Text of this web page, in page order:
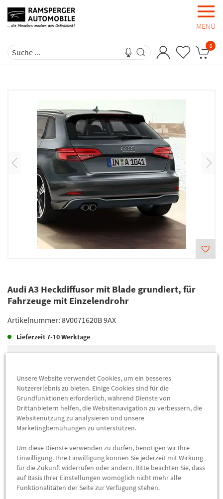
MENÜ
0
Audi A3 Heckdiffusor mit Blade grundiert, für
Fahrzeuge mit Einzelendrohr
Artikelnummer: 8V0071620B 9AX
Lieferzeit7-10 Werktage
Versandkostenfrei
Abholung
Preis inkl.19%MwSt.
- +
ZUM WARENKORB HINZUFÜGEN
Unsere Website verwendet Cookies, um ein besseres
Nutzererlebnis zu bieten. Einige Cookies sind für die
Grundfunktionen erforderlich, während Dienste von
Drittanbietern helfen, die Websitenavigation zu verbessern, die
Websitenutzung zu analysieren und unsere
Marketingbemühungen zu unterstützen.
Um diese Dienste verwenden zu dürfen, benötigen wir Ihre
Einwilligung. Ihre Einwilligung können Sie jederzeit mit Wirkung
für die Zukunft widerrufen oder ändern. Bitte beachten Sie, dass
auf Basis Ihrer Einstellungen womöglich nicht mehr alle
Funktionalitäten der Seite zur Verfügung stehen.